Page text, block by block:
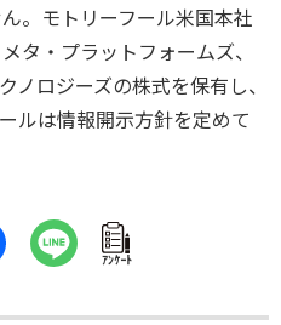
。モトリーフール米国本社
タ・プラットフォームズ、
ノロジーズの株式を保有し、
ルは情報開示方針を定めて
ｱﾝｹｰﾄ